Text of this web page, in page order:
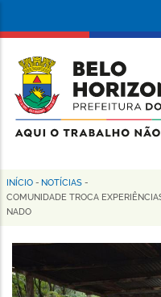
conteúdo
principal
da
Prefeitura
de
Horizonte
Trilha
de
navegação
INÍCIO - NOTÍCIAS -
COMUNIDADE TROCA
NADO